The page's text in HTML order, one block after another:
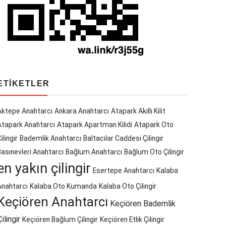
Anahtarcı Ankara Anahtarcı Atapark Akıllı Kilit
Anahtarcı Atapark Apartman Kilidi Atapark Oto
Bademlik Anahtarcı Baltacılar Caddesi Çilingir
Anahtarcı Bağlum Anahtarcı Bağlum Oto Çilingir
yakın çilingir Esertepe Anahtarcı Kalaba
Kalaba Oto Kumanda Kalaba Oto Çilingir
Anahtarcı Keçiören Bademlik
Keçiören Bağlum Çilingir Keçiören Etlik Çilingir